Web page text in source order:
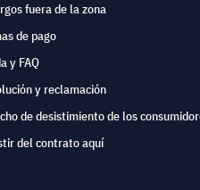
fuera de la zona
de pago
y FAQ
y reclamación
de desistimiento de los
del contrato aquí